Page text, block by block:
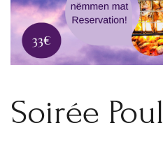
Soirée